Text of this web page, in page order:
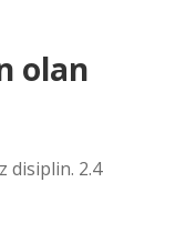
olan
disiplin. 2.4